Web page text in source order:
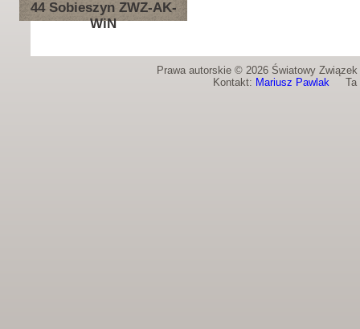
44 Sobieszyn ZWZ-AK-
WiN
Prawa autorskie © 2026 Światowy
Kontakt: Mariusz PawlakTa